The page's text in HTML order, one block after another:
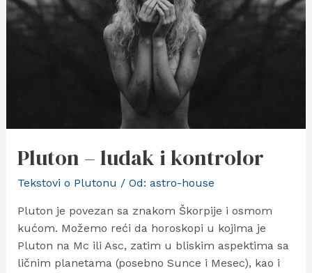
Pluton – ludak i kontrolor
Tekstovi o Plutonu / Od: astro-house
Pluton je povezan sa znakom Škorpije i osmom
kućom. Možemo reći da horoskopi u kojima je
Pluton na Mc ili Asc, zatim u bliskim aspektima sa
ličnim planetama (posebno Sunce i Mesec), kao i